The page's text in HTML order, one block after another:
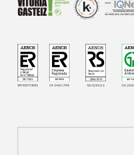
SR-0240-ES